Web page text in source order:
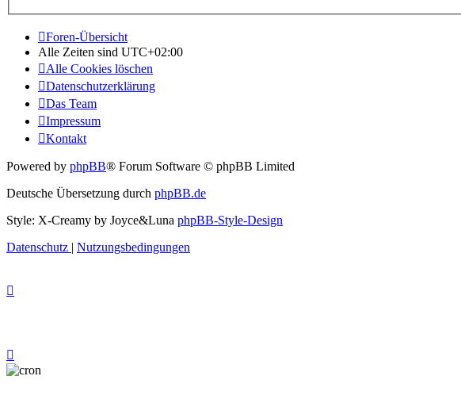
Foren-Übersicht
Alle Zeiten sind UTC+02:00
Alle Cookies löschen
Datenschutzerklärung
Das Team
Impressum
Kontakt
Powered by phpBB® Forum Software © phpBB Limited
Deutsche Übersetzung durch phpBB.de
Style: X-Creamy by Joyce&Luna phpBB-Style-Design
Datenschutz | Nutzungsbedingungen